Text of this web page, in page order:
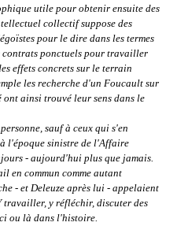
utile pour obtenir ensuite des
collectif suppose des
pour le dire dans les termes
contrats ponctuels pour travailler
effets concrets sur le terrain
les recherche d'un Foucault sur
ainsi trouvé leur sens dans le
sauf à ceux qui s'en
l'époque sinistre de l'Affaire
- aujourd'hui plus que jamais.
en commun comme autant
- et Deleuze après lui - appelaient
travailler, y réfléchir, discuter des
ou là dans l'histoire.